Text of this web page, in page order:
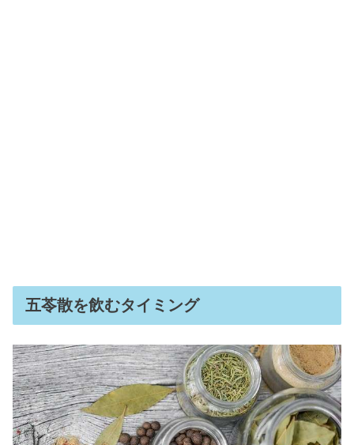
五苓散を飲むタイミング